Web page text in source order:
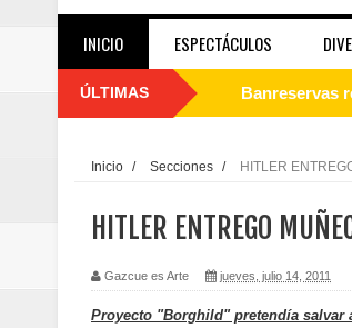
INICIO ESPECTÁCULOS
ÚLTIMAS Juan Luis
Embajada
Pavel Núñez
Inicio / Secciones / HITLER
HITLER ENTREGO
Gazcue es Arte jueves, julio 14, 2011
Proyecto "Borghild" pretendía salvar